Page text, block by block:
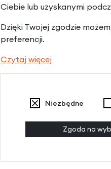
Ciebie lub uzyskanymi
Dzięki Twojej zgodzie
preferencji.
Czytaj więcej
Niezbędne
Zgoda na